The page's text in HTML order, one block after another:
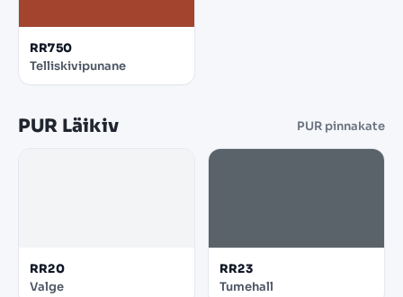
RR750
Telliskivipunane
PUR Läikiv PUR pinnakate
RR20
Valge
RR23
Tumehall